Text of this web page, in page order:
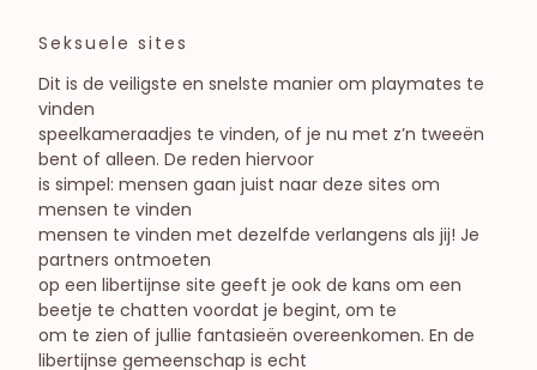
Seksuele sites
Dit is de veiligste en snelste manier om playmates te
vinden
speelkameraadjes te vinden, of je nu met z’n tweeën
bent of alleen. De reden hiervoor
is simpel: mensen gaan juist naar deze sites om
mensen te vinden
mensen te vinden met dezelfde verlangens als jij! Je
partners ontmoeten
op een libertijnse site geeft je ook de kans om een
beetje te chatten voordat je begint, om te
om te zien of jullie fantasieën overeenkomen. En de
libertijnse gemeenschap is echt